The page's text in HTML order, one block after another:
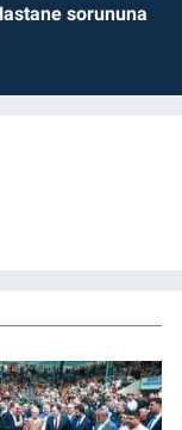
sorununa